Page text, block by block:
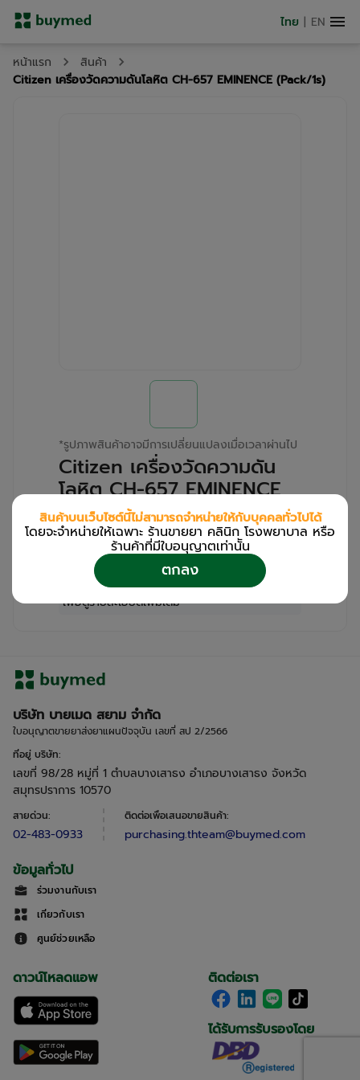
ไทย | EN
หน้าแรก
สินค้า
Citizen เครื่องวัดความดันโลหิต CH-657 EMINENCE (Pack/1s)
*รูปภาพสินค้าอาจมีการเปลี่ยนแปลงเมื่อเวลาผ่านไป
Citizen เครื่องวัดความดัน
โลหิต CH-657 EMINENCE
(Pack/1s)
สำหรับลูกค้าเฉพาะร้านขายยา คลินิก และโรง
พยาบาล
เข้าสู่ระบบ
เพื่อดูรายละเอียดเพิ่มเติม
บริษัท บายเมด สยาม จำกัด
ใบอนุญาตขายยาส่งยาแผนปัจจุบัน เลขที่ สป 2/2566
ที่อยู่ บริษัท:
เลขที่ 98/28 หมู่ที่ 1 ตำบลบางเสาธง อำเภอบางเสาธง จังหวัด
สมุทรปราการ 10570
สายด่วน:
02-483-0933
ติดต่อเพื่อเสนอขายสินค้า:
purchasing.thteam@buymed.com
ข้อมูลทั่วไป
ร่วมงานกับเรา
เกี่ยวกับเรา
ศูนย์ช่วยเหลือ
ติดต่อเรา
ได้รับการรับรองโดย
ดาวน์โหลดแอพ
สินค้าบนเว็บไซต์นี้ไม่สามารถจำหน่ายให้กับบุคคลทั่วไปได้
โดยจะจำหน่ายให้เฉพาะ ร้านขายยา คลินิก โรงพยาบาล หรือ
ร้านค้าที่มีใบอนุญาตเท่านััน
ตกลง